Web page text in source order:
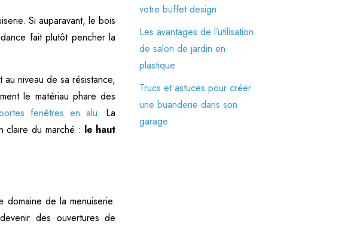
Si auparavant, le bois
fait plutôt pencher la
au niveau de sa résistance,
le matériau phare des
fenêtres en alu. La
claire du marché : le haut
domaine de la menuiserie.
des ouvertures de
votre buffet design
Les avantages de l’utilisation
de salon de jardin en
plastique
Trucs et astuces pour créer
une buanderie dans son
garage